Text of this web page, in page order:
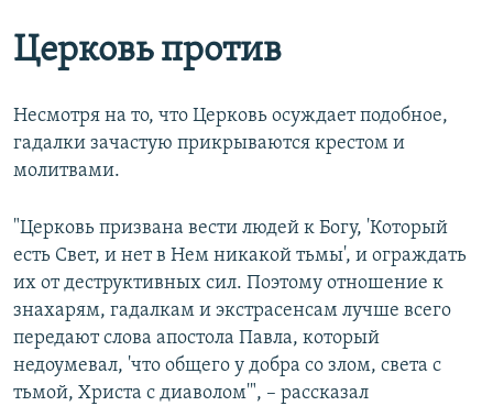
Церковь против
Несмотря на то, что Церковь осуждает подобное,
гадалки зачастую прикрываются крестом и
молитвами.
"Церковь призвана вести людей к Богу, 'Который
есть Свет, и нет в Нем никакой тьмы', и ограждать
их от деструктивных сил. Поэтому отношение к
знахарям, гадалкам и экстрасенсам лучше всего
передают слова апостола Павла, который
недоумевал, 'что общего у добра со злом, света с
тьмой, Христа с диаволом'", – рассказал